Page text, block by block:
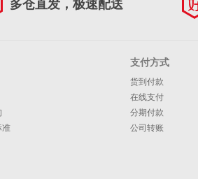
多仓直发，极速配送
准
支付方式
货到付款
在线支付
分期付款
公司转账